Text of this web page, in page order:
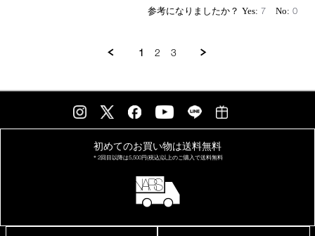
7 0
1 2 3
初めてのお買い物は送料無料
＊2回目以降は5,500円(税込)以上の ご購入で送料無料